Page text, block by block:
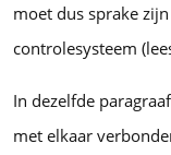
moet dus sprake
controlesysteem
In dezelfde
met elkaar